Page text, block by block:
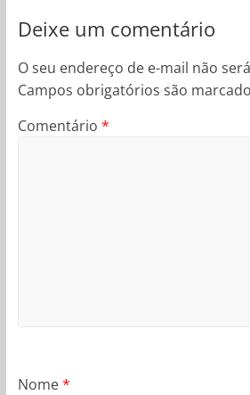
Deixe um comentário
O seu endereço de e-mail não
Campos obrigatórios são
Comentário *
Nome*